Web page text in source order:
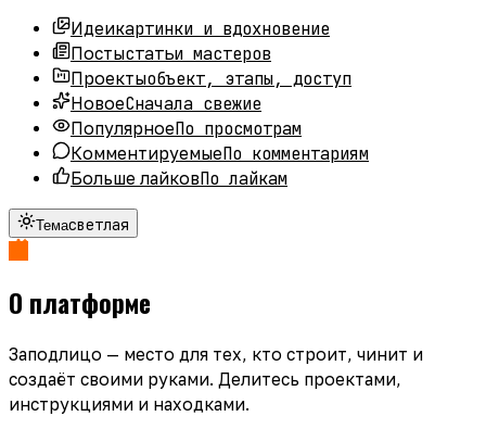
Идеикартинки и вдохновение
Постыстатьи мастеров
Проектыобъект, этапы, доступ
НовоеСначала свежие
ПопулярноеПо просмотрам
КомментируемыеПо комментариям
Больше лайковПо лайкам
Темасветлая
О платформе
Заподлицо — место для тех, кто строит, чинит и
создаёт своими руками. Делитесь проектами,
инструкциями и находками.